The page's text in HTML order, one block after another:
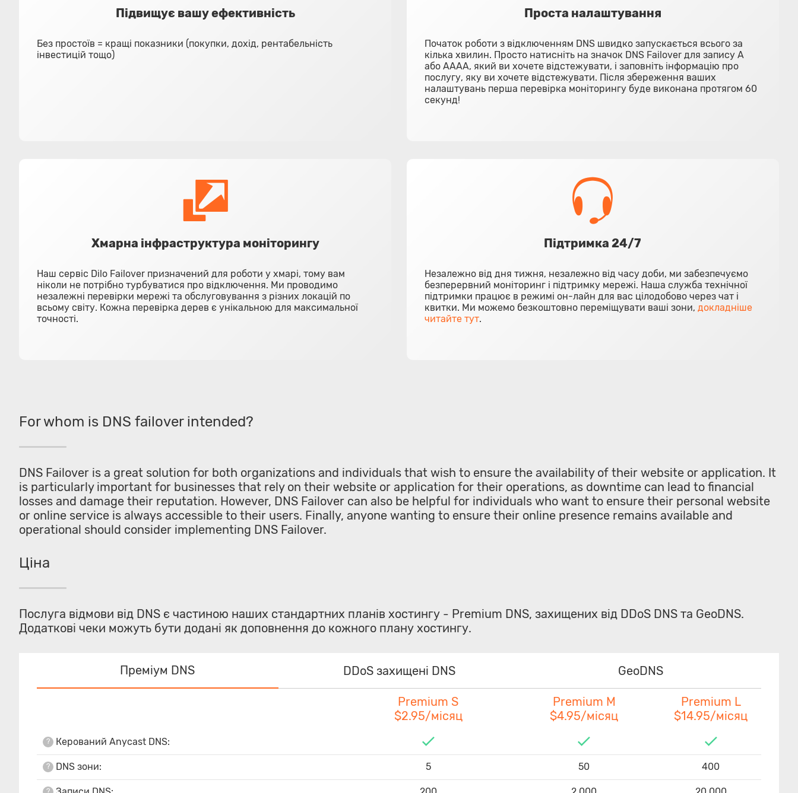
Підвищує вашу ефективність
Без простоїв = кращі показники (покупки, дохід, рентабельність
інвестицій тощо)
Проста налаштування
Початок роботи з відключенням DNS швидко запускається всього за
кілька хвилин. Просто натисніть на значок DNS Failover для запису A
або AAAA, який ви хочете відстежувати, і заповніть інформацію про
послугу, яку ви хочете відстежувати. Після збереження ваших
налаштувань перша перевірка моніторингу буде виконана протягом 60
секунд!
Хмарна інфраструктура моніторингу
Наш сервіс Dilo Failover призначений для роботи у хмарі, тому вам
ніколи не потрібно турбуватися про відключення. Ми проводимо
незалежні перевірки мережі та обслуговування з різних локацій по
всьому світу. Кожна перевірка дерев є унікальною для максимальної
точності.
Підтримка 24/7
Незалежно від дня тижня, незалежно від часу доби, ми забезпечуємо
безперервний моніторинг і підтримку мережі. Наша служба технічної
підтримки працює в режимі он-лайн для вас цілодобово через чат і
квитки. Ми можемо безкоштовно переміщувати ваші зони, докладніше
читайте тут.
For whom is DNS failover intended?
DNS Failover is a great solution for both organizations and individuals that wish to ensure the availability of their website or application. It
is particularly important for businesses that rely on their website or application for their operations, as downtime can lead to financial
losses and damage their reputation. However, DNS Failover can also be helpful for individuals who want to ensure their personal website
or online service is always accessible to their users. Finally, anyone wanting to ensure their online presence remains available and
operational should consider implementing DNS Failover.
Ціна
Послуга відмови від DNS є частиною наших стандартних планів хостингу - Premium DNS, захищених від DDoS DNS та GeoDNS.
Додаткові чеки можуть бути додані як доповнення до кожного плану хостингу.
Преміум DNS DDoS захищені DNS GeoDNS
Premium S
$2.95/місяц
Premium M
$4.95/місяц
Premium L
$14.95/місяц
? Керований Anycast DNS:
? DNS зони: 5 50 400
?